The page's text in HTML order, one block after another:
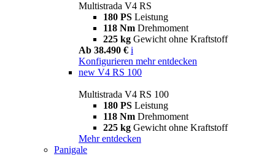
Multistrada V4 RS
180 PS Leistung
118 Nm Drehmoment
225 kg Gewicht ohne Kraftstoff
Ab 38.490 € i
Konfigurieren mehr entdecken
new V4 RS 100
Multistrada V4 RS 100
180 PS Leistung
118 Nm Drehmoment
225 kg Gewicht ohne Kraftstoff
Mehr entdecken
Panigale